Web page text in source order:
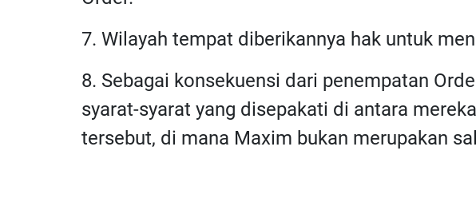
7. Wilayah tempat diberikannya hak untuk
8. Sebagai konsekuensi dari penempatan
syarat-syarat yang disepakati di antara
tersebut, di mana Maxim bukan merupakan